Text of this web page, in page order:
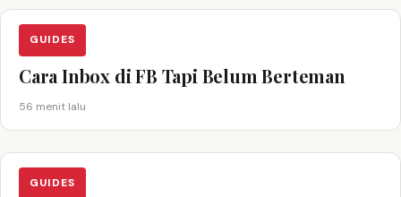
GUIDES
Cara Inbox di FB Tapi Belum Berteman
56 menit lalu
GUIDES